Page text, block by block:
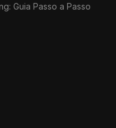
Guia Passo a Passo